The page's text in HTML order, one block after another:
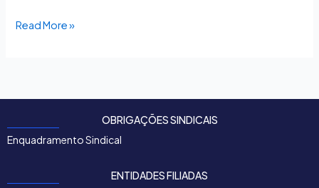
Read More »
OBRIGAÇÕES SINDICAIS
Enquadramento Sindical
ENTIDADES FILIADAS